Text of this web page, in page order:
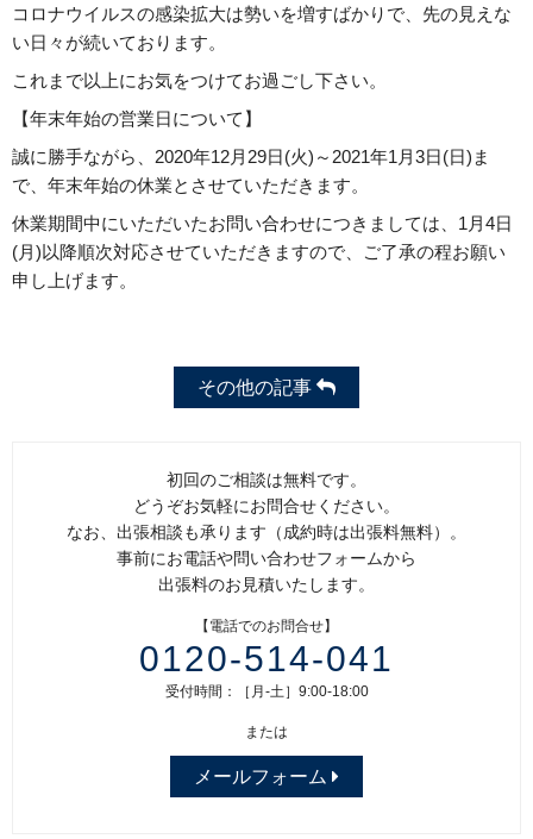
コロナウイルスの感染拡大は勢いを増すばかりで、先の見えな
い日々が続いております。
これまで以上にお気をつけてお過ごし下さい。
【年末年始の営業日について】
誠に勝手ながら、2020年12月29日(火)～2021年1月3日(日)ま
で、年末年始の休業とさせていただきます。
休業期間中にいただいたお問い合わせにつきましては、1月4日
(月)以降順次対応させていただきますので、ご了承の程お願い
申し上げます。
その他の記事
初回のご相談は無料です。
どうぞお気軽にお問合せください。
なお、出張相談も承ります（成約時は出張料無料）。
事前にお電話や問い合わせフォームから
出張料のお見積いたします。
【電話でのお問合せ】
0120-514-041
受付時間：［月-土］9:00-18:00
または
メールフォーム